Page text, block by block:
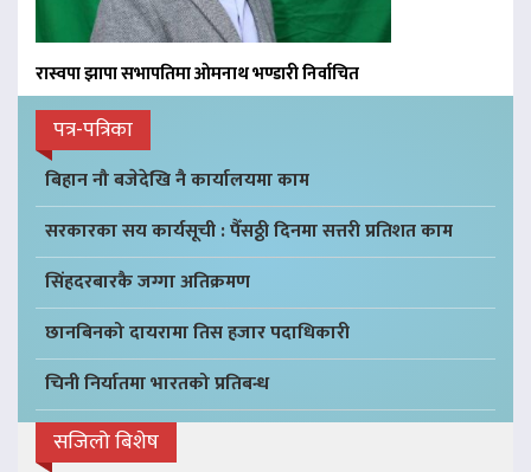
रास्वपा झापा सभापतिमा ओमनाथ भण्डारी निर्वाचित
पत्र-पत्रिका
बिहान नौ बजेदेखि नै कार्यालयमा काम
सरकारका सय कार्यसूची : पैँसठ्ठी दिनमा सत्तरी प्रतिशत काम
सिंहदरबारकै जग्गा अतिक्रमण
छानबिनको दायरामा तिस हजार पदाधिकारी
चिनी निर्यातमा भारतको प्रतिबन्ध
सजिलो बिशेष